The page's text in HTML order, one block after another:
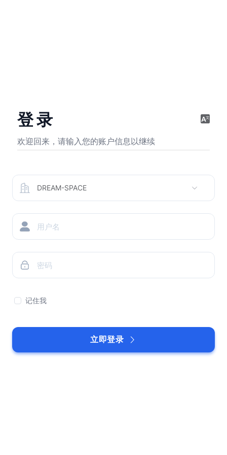
登 录
欢迎回来，请输入您的账户信息以继续
DREAM-SPACE
记住我
立即登录